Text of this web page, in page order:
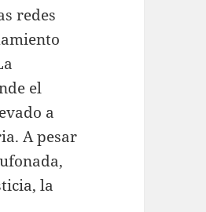
redes
el
a
A pesar
la